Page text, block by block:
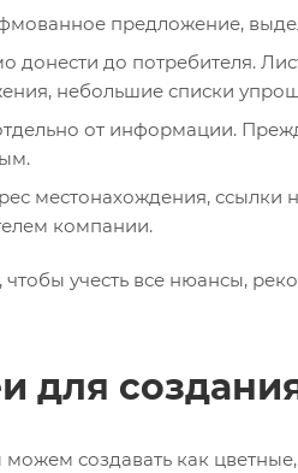
предложение,
до потребителя.
небольшие списки
от информации.
местонахождения, ссылки
компании.
учесть все нюансы,
для
создавать как